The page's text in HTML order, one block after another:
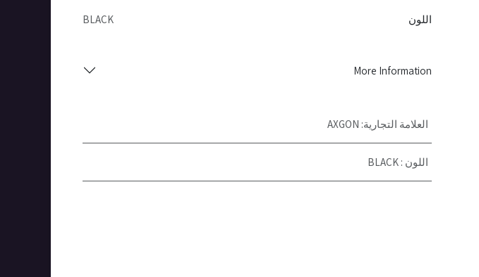
اللون BLACK
More Information
العلامة التجارية:
AXGON
اللون :
BLACK